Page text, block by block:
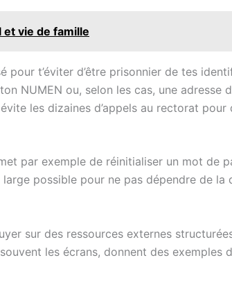
vie de famille
pour t’éviter d’être prisonnier de tes
NUMEN ou, selon les cas, une adresse
les dizaines d’appels au rectorat pour
par exemple de réinitialiser un mot de
possible pour ne pas dépendre de la
sur des ressources externes
les écrans, donnent des exemples